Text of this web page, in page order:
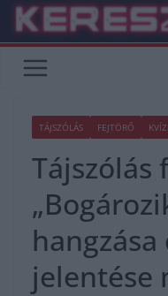
Skip
content
TÁJSZÓLÁS FEJTÖRŐ
Tájszólás
hangzása
jelentése